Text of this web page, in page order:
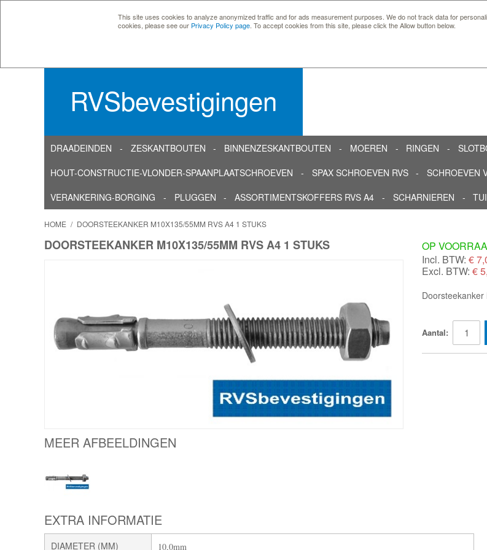
This site uses cookies to analyze anonymized traffic and for ads measurement purposes. We do not track data for
cookies, please see our Privacy Policy page . To accept cookies from this site, please click the Allow button below.
RVSbevestigingen
DRAADEINDEN ZESKANTBOUTEN BINNENZESKANTBOUTEN MOEREN RINGEN
HOUT-CONSTRUCTIE-VLONDER-SPAANPLAATSCHROEVEN
SPAX SCHROEVEN RVS SCHROEVEN
VERANKERING-BORGING
PLUGGEN ASSORTIMENTSKOFFERS RVS A4 SCHARNIEREN
HOME / DOORSTEEKANKER M10X135/55MM RVS A4 1 STUKS
DOORSTEEKANKER M10X135/55MM RVS A4 1 STUKS
MEER AFBEELDINGEN
OP
Incl. BTW: €
Excl. BTW: €
Doorsteekanker
Aantal:
EXTRA INFORMATIE
DIAMETER (MM) 10,0mm